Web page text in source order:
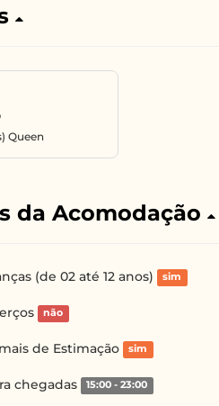
Queen
da Acomodação
(de 02 até 12 anos) sim
não
de Estimação sim
chegadas 15:00 - 23:00